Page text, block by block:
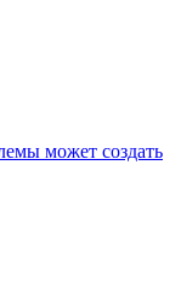
может создать